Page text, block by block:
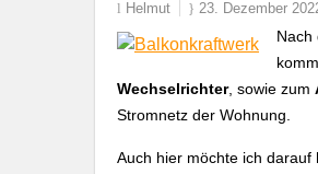
Helmut 23. Dezember
Nach
Wechselrichter, sowie zum
Stromnetz der Wohnung.
Auch hier möchte ich darauf